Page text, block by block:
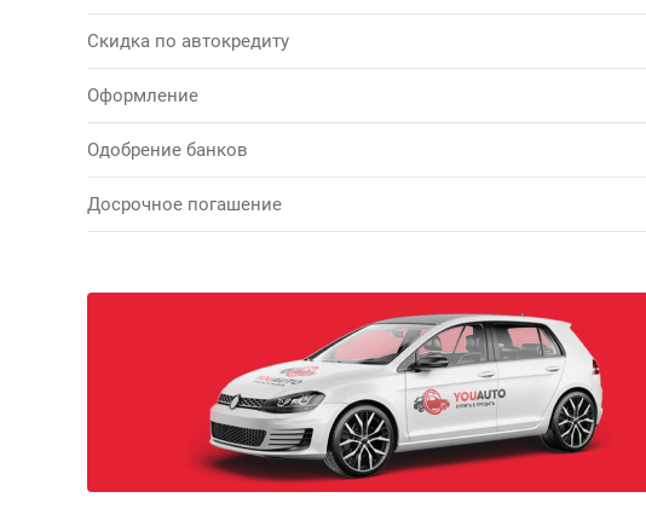
Скидка по автокредиту
Оформление
Одобрение банков
Досрочное погашение